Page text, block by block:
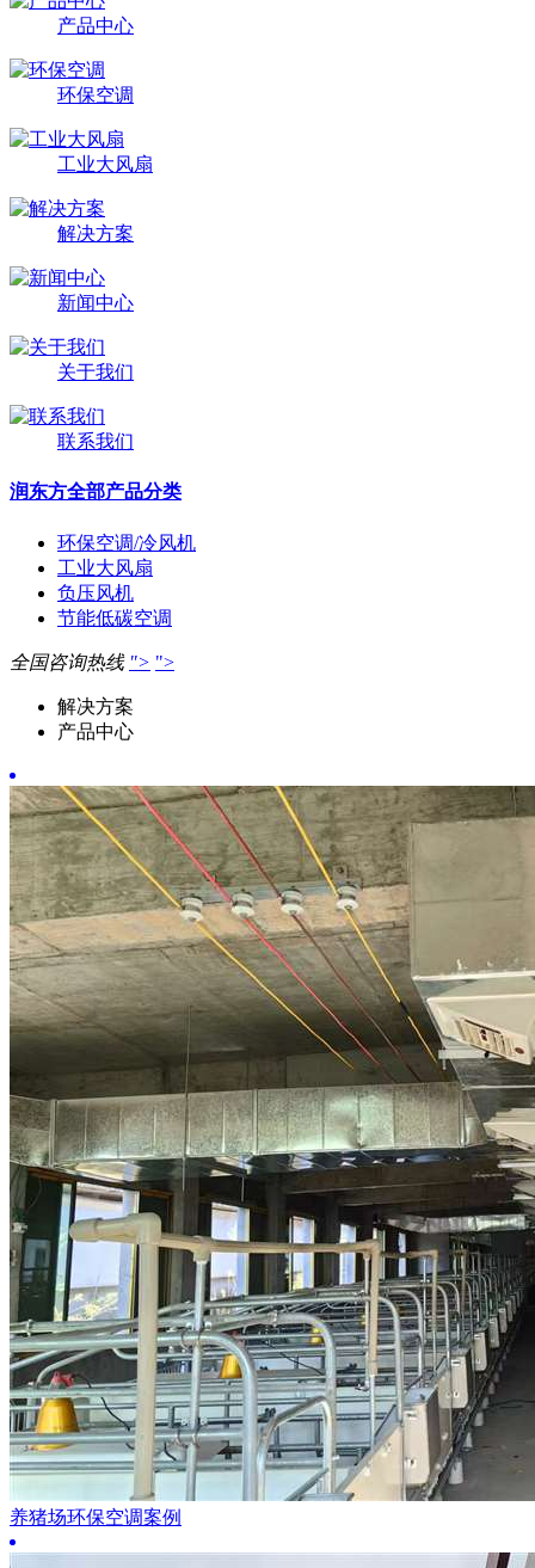
产品中心
环保空调
工业大风扇
解决方案
新闻中心
关于我们
联系我们
润东方全部产品分类
环保空调/冷风机
工业大风扇
负压风机
节能低碳空调
全国咨询热线 "> ">
解决方案
产品中心
养猪场环保空调案例